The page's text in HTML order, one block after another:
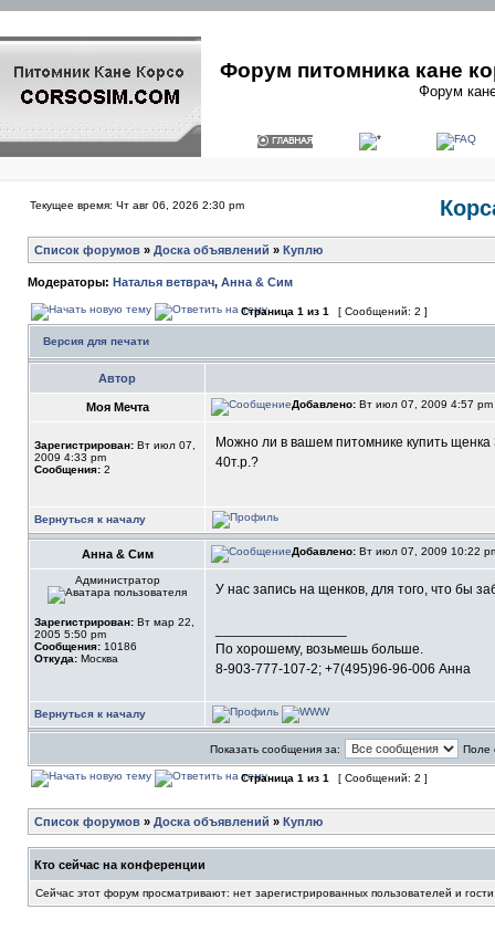
Форум питомника кане
Форум
Текущее время: Чт авг 06, 2026 2:30 pm
Список форумов » Доска объявлений » Куплю
Модераторы: Наталья ветврач, Анна & Сим
Страница 1 из 1 [ Сообщений: 2 ]
Версия для печати
Автор
Моя Мечта Добавлено: Вт июл 07, 2009 4:57 pm
Зарегистрирован: Вт июл 07,
2009 4:33 pm
Сообщения: 2
Можно ли в вашем питомнике купить щенка
40т.р.?
Вернуться к началу
Анна & Сим Добавлено: Вт июл 07, 2009 10:22
Администратор
Зарегистрирован: Вт мар 22,
2005 5:50 pm
Сообщения: 10186
Откуда: Москва
У нас запись на щенков, для того, что бы
По хорошему, возьмешь больше.
8-903-777-107-2; +7(495)96-96-006 Анна
Вернуться к началу
Показать сообщения за: Поле
Страница 1 из 1 [ Сообщений: 2 ]
Список форумов » Доска объявлений » Куплю
Кто сейчас на конференции
Сейчас этот форум просматривают: нет зарегистрированных пользователей и